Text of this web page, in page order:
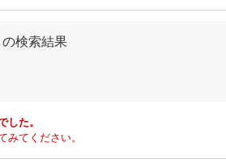
の検索結果
した。
みてください。